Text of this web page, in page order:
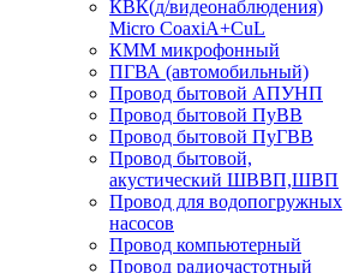
КВК(д/видеонаблюдения)
Micro CoaxiA+CuL
КММ микрофонный
ПГВА (автомобильный)
Провод бытовой АПУНП
Провод бытовой ПуВВ
Провод бытовой ПуГВВ
Провод бытовой,
акустический ШВВП,ШВП
Провод для водопогружных
насосов
Провод компьютерный
Провод радиочастотный